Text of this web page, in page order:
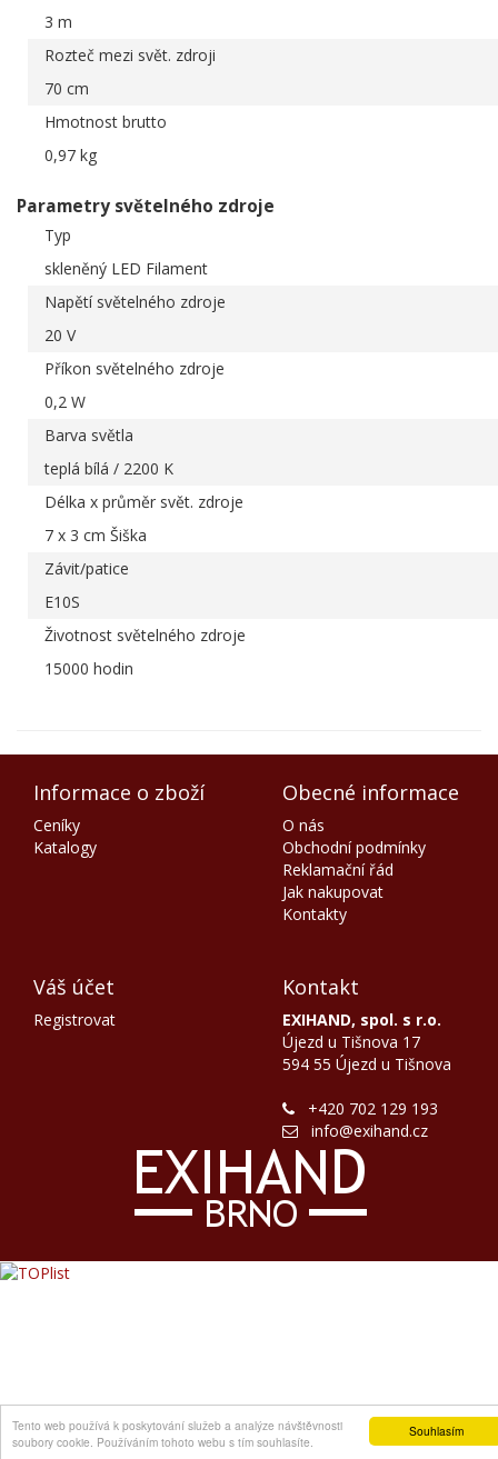
Souhlasím
Tento web používá k poskytování služeb a analýze návštěvnosti
soubory cookie. Používáním tohoto webu s tím souhlasíte.
3 m
Rozteč mezi svět. zdroji
70 cm
Hmotnost brutto
0,97 kg
Parametry světelného zdroje
Typ
skleněný LED Filament
Napětí světelného zdroje
20 V
Příkon světelného zdroje
0,2 W
Barva světla
teplá bílá / 2200 K
Délka x průměr svět. zdroje
7 x 3 cm Šiška
Závit/patice
E10S
Životnost světelného zdroje
15000 hodin
Informace o zboží
Ceníky
Katalogy
Obecné informace
O nás
Obchodní podmínky
Reklamační řád
Jak nakupovat
Kontakty
Váš účet
Registrovat
Kontakt
EXIHAND, spol. s r.o.
Újezd u Tišnova 17
594 55 Újezd u Tišnova
+420 702 129 193
info@exihand.cz